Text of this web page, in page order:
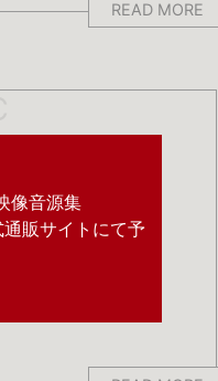
READ MORE
像音源集
通販サイトにて予